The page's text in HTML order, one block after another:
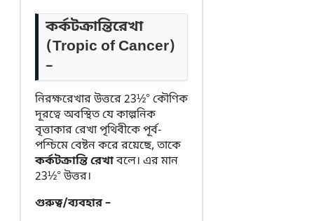
কর্কটক্রান্তিরেখা
(Tropic of Cancer)
–
নিরক্ষরেখার উত্তরে 23½° কৌণিক
দূরত্বে অবস্থিত যে কাল্পনিক
বৃত্তাকার রেখা পৃথিবীকে পূর্ব-
পশ্চিমে বেষ্টন করে রয়েছে, তাকে
কর্কটক্রান্তি রেখাবলে। এর মান
23½° উত্তর।
গুরুত্ব/ব্যবহার –